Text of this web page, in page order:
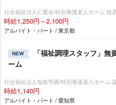
社会福祉法人仁愛会/特別養護老人ホーム 桧
時給1,250円～2,100円
アルバイト・パート / 東京都
NEW
「福祉調理スタッフ」
ーム
社会福祉法人知多学園/特別養護老人ホーム
時給1,140円
アルバイト・パート / 愛知県